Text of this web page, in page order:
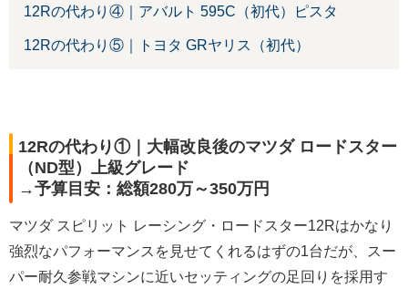
12Rの代わり④｜アバルト 595C（初代）ピスタ
12Rの代わり⑤｜トヨタ GRヤリス（初代）
12Rの代わり①｜大幅改良後のマツダ ロードスター
（ND型）上級グレード
→予算目安：総額280万～350万円
マツダ スピリット レーシング・ロードスター12Rはかなり
強烈なパフォーマンスを見せてくれるはずの1台だが、スー
パー耐久参戦マシンに近いセッティングの足回りを採用す